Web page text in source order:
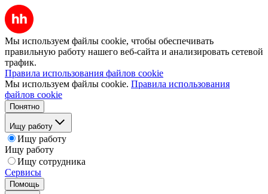
Мы используем файлы cookie, чтобы обеспечивать
правильную работу нашего веб-сайта и анализировать сетевой
трафик.
Правила использования файлов cookie
Мы используем файлы cookie. Правила использования
файлов cookie
Понятно
Ищу работу
Ищу работу
Ищу работу
Ищу сотрудника
Сервисы
Помощь